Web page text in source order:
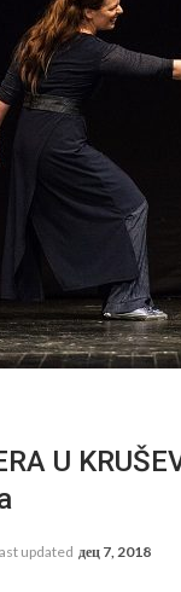
U
updated дец 7, 2018